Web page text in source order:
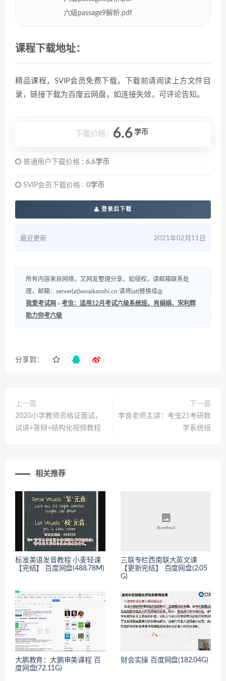
六级passage9解析.pdf
课程下载地址：
精品课程，SVIP会员免费下载，下载前请阅读上方文件目
录，链接下载为百度云网盘，如连接失效，可评论告知。
下载价格： 6.6 学币
普通用户下载价格 : 6.6学币
SVIP会员下载价格 : 0学币
登录后下载
最近更新 2021年02月11日
所有内容来自网络，又网友整理分享，如侵权，请邮箱联系处
理，邮箱：server(at)woaikaoshi.cn 请将(at)替换成@
我爱考试网 » 考虫：适用12月考试六级系统班，肖娟娟、宋利辉
助力你考六级
分享到：
上一篇
2020小学教师资格证面试，
试讲+答辩+结构化视频教程
下一篇
李良老师主讲：考虫21考研数
学系统班
相关推荐
标准美语发音教程 小麦轻课
【完结】 百度网盘(488.78M)
三联专栏西南联大英文课
【更新完结】 百度网盘(2.05
G)
大鹏教育：大鹏审美课程 百
度网盘(72.11G)
财会实操 百度网盘(182.04G)